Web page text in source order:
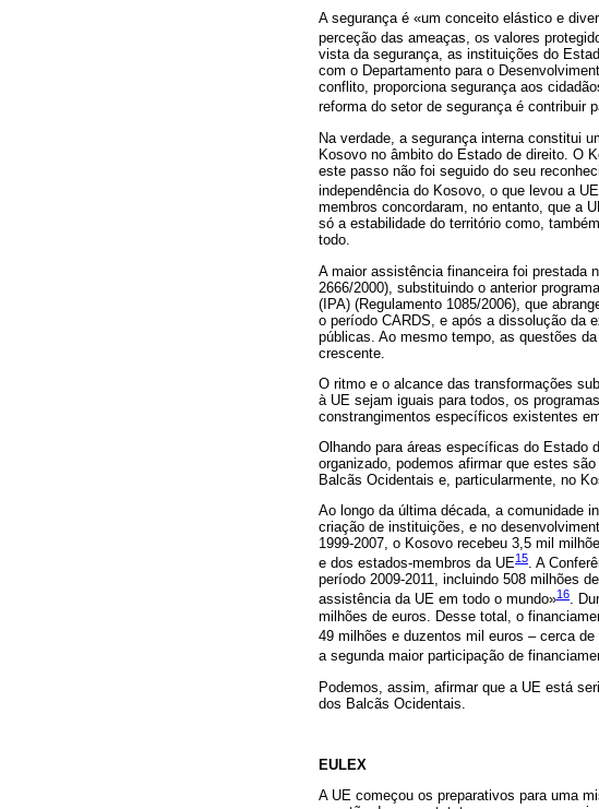
A segurança é «um conceito elástico e
perceção das ameaças, os valores
vista da segurança, as instituições do
com o Departamento para o
conflito, proporciona segurança aos
reforma do setor de segurança é contribuir
Na verdade, a segurança interna constitui
Kosovo no âmbito do Estado de direito. O
este passo não foi seguido do seu
independência do Kosovo, o que levou a
membros concordaram, no entanto, que a
só a estabilidade do território como,
todo.
A maior assistência financeira foi prestada
2666/2000), substituindo o anterior
(IPA) (Regulamento 1085/2006), que
o período CARDS, e após a dissolução da
públicas. Ao mesmo tempo, as questões
crescente.
O ritmo e o alcance das transformações
à UE sejam iguais para todos, os
constrangimentos específicos existentes
Olhando para áreas específicas do Estado
organizado, podemos afirmar que estes
Balcãs Ocidentais e, particularmente, no
Ao longo da última década, a comunidade
criação de instituições, e no
1999-2007, o Kosovo recebeu 3,5 mil
e dos estados-membros da UE15. A
período 2009-2011, incluindo 508 milhões
assistência da UE em todo o mundo»16.
milhões de euros. Desse total, o
49 milhões e duzentos mil euros – cerca
a segunda maior participação de
Podemos, assim, afirmar que a UE está
dos Balcãs Ocidentais.
EULEX
A UE começou os preparativos para uma